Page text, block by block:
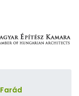
Farád